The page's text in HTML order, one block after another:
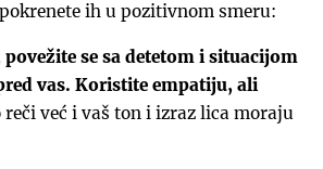
ih u pozitivnom smeru:
se sa detetom i situacijom
vas. Koristite empatiju, ali
reči već i vaš ton i izraz lica moraju